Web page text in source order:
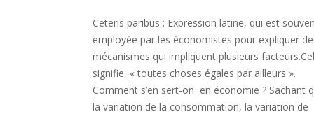
Ceteris paribus : Expression latine, qui est
employée par les économistes pour expliquer
mécanismes qui impliquent plusieurs
signifie, « toutes choses égales par ailleurs ».
Comment s’en sert-on en économie ? Sachant
la variation de la consommation, la variation de